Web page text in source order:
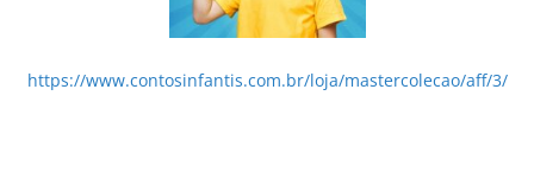
https://www.contosinfantis.com.br/loja/mastercolecao/aff/3/